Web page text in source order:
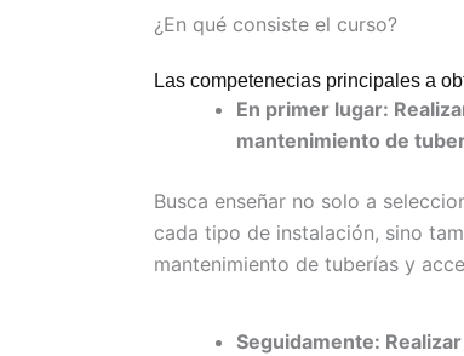
¿En qué consiste el curso?
Las competenecias principales a
En primer lugar:
mantenimiento de
Busca enseñar no solo a
cada tipo de instalación, sino
mantenimiento de tuberías y
Seguidamente: